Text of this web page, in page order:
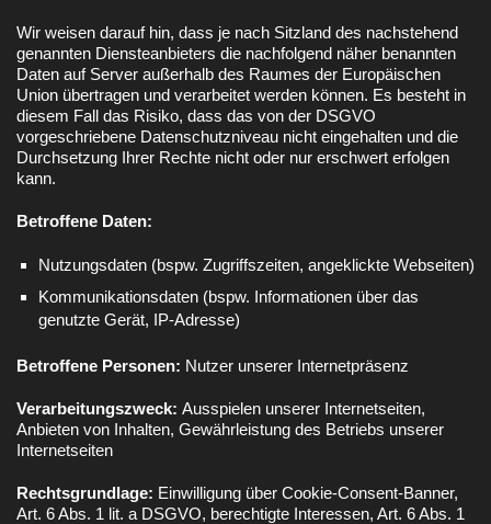
Wir weisen darauf hin, dass je nach Sitzland des nachstehend
genannten Diensteanbieters die nachfolgend näher benannten
Daten auf Server außerhalb des Raumes der Europäischen
Union übertragen und verarbeitet werden können. Es besteht in
diesem Fall das Risiko, dass das von der DSGVO
vorgeschriebene Datenschutzniveau nicht eingehalten und die
Durchsetzung Ihrer Rechte nicht oder nur erschwert erfolgen
kann.
Betroffene Daten:
Nutzungsdaten (bspw. Zugriffszeiten, angeklickte Webseiten)
Kommunikationsdaten (bspw. Informationen über das
genutzte Gerät, IP-Adresse)
Betroffene Personen: Nutzer unserer Internetpräsenz
Verarbeitungszweck: Ausspielen unserer Internetseiten,
Anbieten von Inhalten, Gewährleistung des Betriebs unserer
Internetseiten
Rechtsgrundlage: Einwilligung über Cookie-Consent-Banner,
Art. 6 Abs. 1 lit. a DSGVO, berechtigte Interessen, Art. 6 Abs. 1